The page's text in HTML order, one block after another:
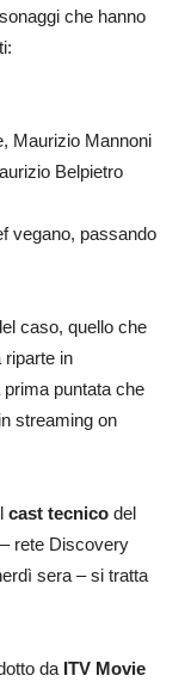
che hanno
Maurizio Mannoni
Belpietro
vegano, passando
caso, quello che
in
prima puntata che
streaming on
cast tecnico del
rete Discovery
sera – si tratta
da ITV Movie